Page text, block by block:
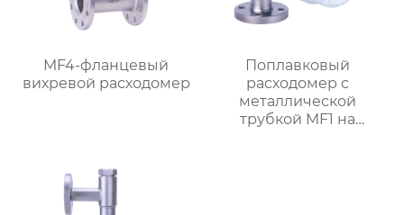
MF4-фланцевый
вихревой расходомер
Поплавковый
расходомер с
металлической
трубкой MF1 на